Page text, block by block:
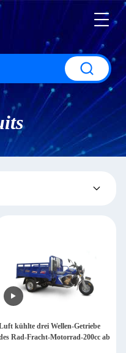
kühlte drei Wellen-Getriebe
Rad-Fracht-Motorrad-200cc ab